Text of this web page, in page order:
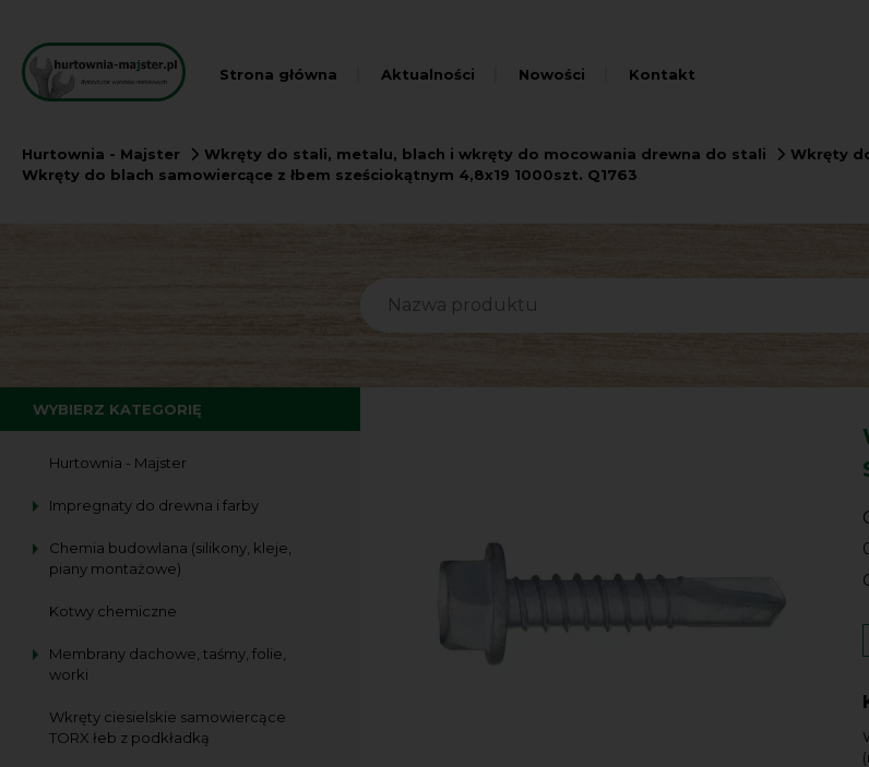
Strona główna Aktualności Nowości Kontakt
Hurtownia - Majster Wkręty do stali, metalu, blach i wkręty do mocowania drewna do stali
Wkręty
Wkręty do blach samowiercące z łbem sześciokątnym 4,8x19 1000szt. Q1763
WYBIERZ KATEGORIĘ
Hurtownia - Majster
Impregnaty do drewna i farby
Chemia budowlana (silikony, kleje,
piany montażowe)
Kotwy chemiczne
Membrany dachowe, taśmy, folie,
worki
Wkręty ciesielskie samowiercące
TORX łeb z podkładką